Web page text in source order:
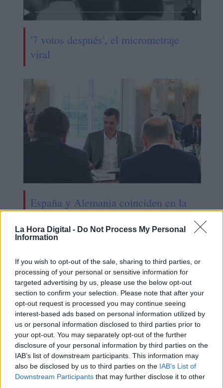
La Hora Digital - Do Not Process My Personal
Information
If you wish to opt-out of the sale, sharing to third parties, or
processing of your personal or sensitive information for
targeted advertising by us, please use the below opt-out
section to confirm your selection. Please note that after your
opt-out request is processed you may continue seeing
interest-based ads based on personal information utilized by
us or personal information disclosed to third parties prior to
your opt-out. You may separately opt-out of the further
disclosure of your personal information by third parties on the
IAB’s list of downstream participants. This information may
also be disclosed by us to third parties on the IAB’s List of
Downstream Participants that may further disclose it to other
'7 votos después', el micrometraje
viral
España y Alemania coinciden en la
mercado eléctrico
Mª Jesús Montero pone de